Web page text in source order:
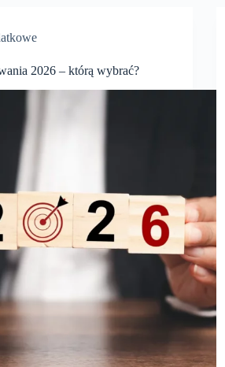
2026 – którą wybrać?